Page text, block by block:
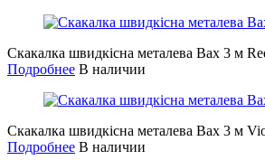
Скакалка швидкісна металева Bax 3 м
Подробнее В наличии
Скакалка швидкісна металева Bax 3 м
Подробнее В наличии